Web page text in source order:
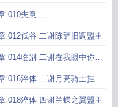
010失意 二
012低谷 二谢陈辞旧调盟主
014临别 二谢在我眼中你们
盟016淬体 二谢月亮骑士挂月
018淬体 四谢兰蝶之翼盟主